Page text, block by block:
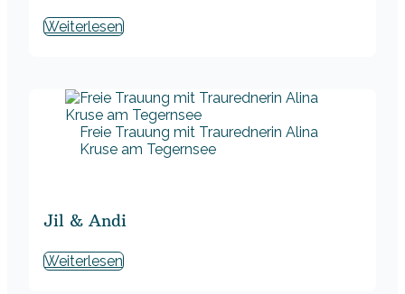
Weiterlesen
Freie Trauung mit Traurednerin Alina
Kruse am Tegernsee
Jil & Andi
Weiterlesen